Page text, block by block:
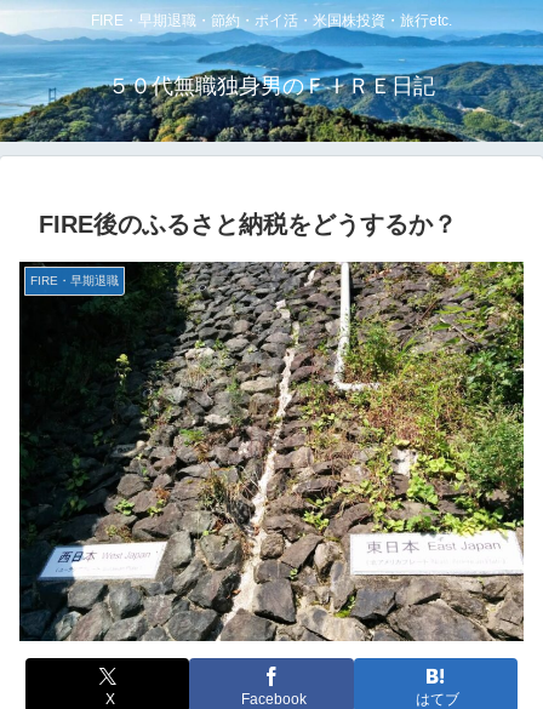
FIRE・早期退職・節約・ポイ活・米国株投資・旅行etc.
５０代無職独身男のＦＩＲＥ日記
FIRE後のふるさと納税をどうするか？
FIRE・早期退職
X Facebook はてブ